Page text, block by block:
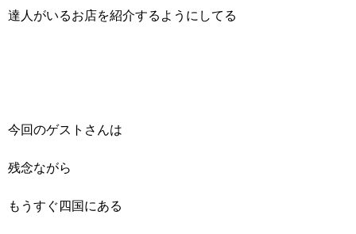
達人がいるお店を紹介するようにしてる
今回のゲストさんは
残念ながら
もうすぐ四国にある